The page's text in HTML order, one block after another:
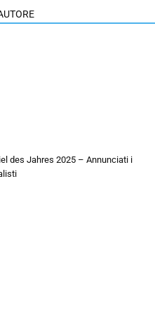
des Jahres 2025 – Annunciati i